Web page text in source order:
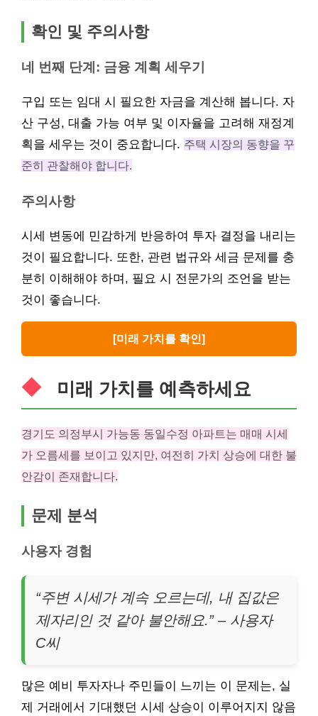
확인 및 주의사항
네 번째 단계: 금융 계획 세우기
구입 또는 임대 시 필요한 자금을 계산해 봅니다. 자
산 구성, 대출 가능 여부 및 이자율을 고려해 재정계
획을 세우는 것이 중요합니다. 주택 시장의 동향을 꾸
준히 관찰해야 합니다.
주의사항
시세 변동에 민감하게 반응하여 투자 결정을 내리는
것이 필요합니다. 또한, 관련 법규와 세금 문제를 충
분히 이해해야 하며, 필요 시 전문가의 조언을 받는
것이 좋습니다.
[미래 가치를 확인]
미래 가치를 예측하세요
경기도 의정부시 가능동 동일수정 아파트는 매매 시세
가 오름세를 보이고 있지만, 여전히 가치 상승에 대한 불
안감이 존재합니다.
문제 분석
사용자 경험
“주변 시세가 계속 오르는데, 내 집값은
제자리인 것 같아 불안해요.” – 사용자
C씨
많은 예비 투자자나 주민들이 느끼는 이 문제는, 실
제 거래에서 기대했던 시세 상승이 이루어지지 않음